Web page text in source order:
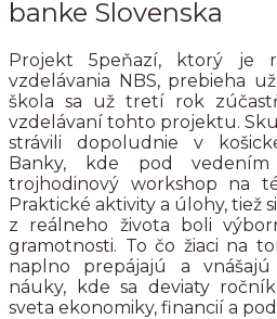
banke Slovenska
Projekt 5peňazí, ktorý je
vzdelávania NBS, prebieha
škola sa už tretí rok
vzdelávaní tohto projektu.
strávili dopoludnie v
Banky, kde pod vedením
trojhodinový workshop na
Praktické aktivity a úlohy, tiež
z reálneho života boli
gramotnosti. To čo žiaci na
naplno prepájajú a
náuky, kde sa deviaty
sveta ekonomiky, financií a